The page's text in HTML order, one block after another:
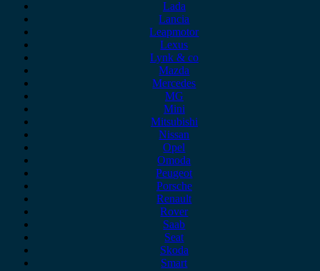
Lada
Lancia
Leapmotor
Lexus
Lynk & co
Mazda
Mercedes
MG
Mini
Mitsubishi
Nissan
Opel
Omoda
Peugeot
Porsche
Renault
Rover
Saab
Seat
Skoda
Smart